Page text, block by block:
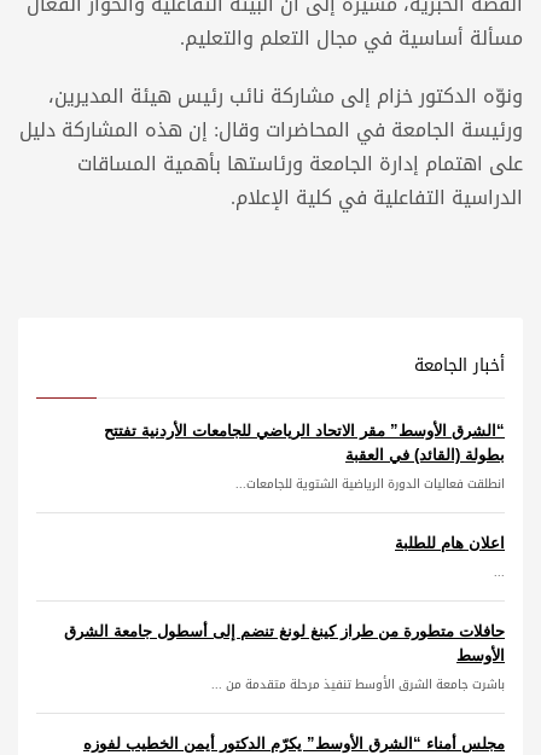
مسألة أساسية في مجال التعلم والتعليم.
ونوّه الدكتور خزام إلى مشاركة نائب رئيس هيئة المديرين،
ورئيسة الجامعة في المحاضرات وقال: إن هذه المشاركة دليل
على اهتمام إدارة الجامعة ورئاستها بأهمية المساقات
الدراسية التفاعلية في كلية الإعلام.
أخبار الجامعة
“الشرق الأوسط” مقر الاتحاد الرياضي للجامعات الأردنية تفتتح
بطولة (القائد) في العقبة
انطلقت فعاليات الدورة الرياضية الشتوية للجامعات...
اعلان هام للطلبة
...
حافلات متطورة من طراز كينغ لونغ تنضم إلى أسطول جامعة الشرق
الأوسط
باشرت جامعة الشرق الأوسط تنفيذ مرحلة متقدمة من ...
مجلس أمناء “الشرق الأوسط” يكرّم الدكتور أيمن الخطيب لفوزه